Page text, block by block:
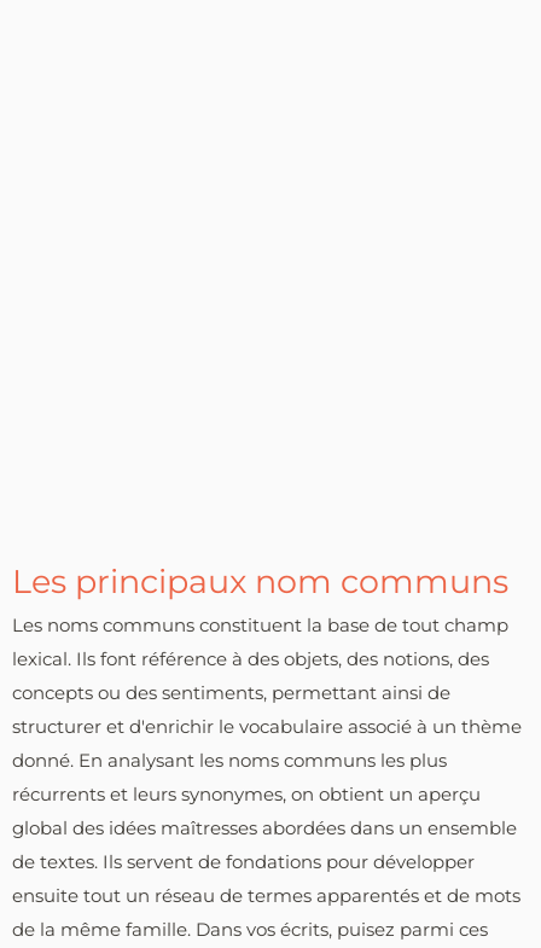
Les principaux nom communs
Les noms communs constituent la base de tout champ
lexical. Ils font référence à des objets, des notions, des
concepts ou des sentiments, permettant ainsi de
structurer et d'enrichir le vocabulaire associé à un thème
donné. En analysant les noms communs les plus
récurrents et leurs synonymes, on obtient un aperçu
global des idées maîtresses abordées dans un ensemble
de textes. Ils servent de fondations pour développer
ensuite tout un réseau de termes apparentés et de mots
de la même famille. Dans vos écrits, puisez parmi ces